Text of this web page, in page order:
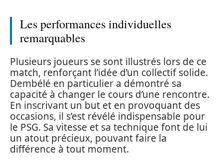
Les performances individuelles
remarquables
Plusieurs joueurs se sont illustrés lors de ce
match, renforçant l’idée d’un collectif solide.
Dembélé en particulier a démontré sa
capacité à changer le cours d’une rencontre.
En inscrivant un but et en provoquant des
occasions, il s’est révélé indispensable pour
le PSG. Sa vitesse et sa technique font de lui
un atout précieux, pouvant faire la
différence à tout moment.